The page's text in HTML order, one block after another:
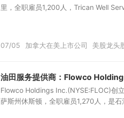
里，全职雇员1,200人，Trican Well
07/05 加拿大在美上市公司 美股龙头
油田服务提供商：Flowco
Flowco Holdings Inc.(NYSE:FLOC)创
萨斯州休斯顿，全职雇员1,270人，是